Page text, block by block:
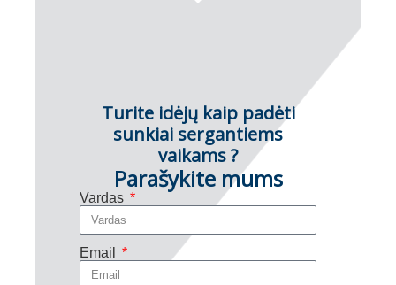
Turite idėjų kaip padėti
sunkiai sergantiems
vaikams ?
Parašykite mums
Vardas
Email